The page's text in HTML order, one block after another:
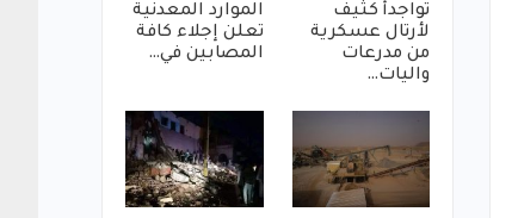
تواجدأ كثيف
لأرتال عسكرية
من مدرعات
واليات…
الموارد المعدنية
تعلن إجلاء كافة
المصابين في…